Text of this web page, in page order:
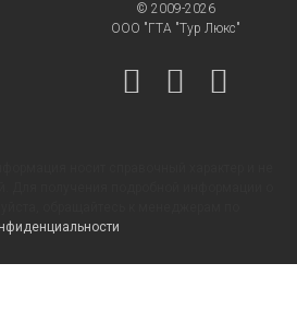
© 2009-2026
ООО "ГТА "Тур Люкс"